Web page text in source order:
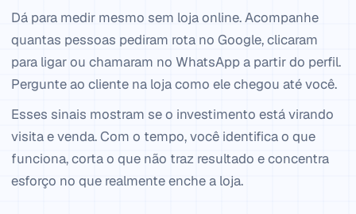
Dá para medir mesmo sem loja online. Acompanhe
quantas pessoas pediram rota no Google, clicaram
para ligar ou chamaram no WhatsApp a partir do perfil.
Pergunte ao cliente na loja como ele chegou até você.
Esses sinais mostram se o investimento está virando
visita e venda. Com o tempo, você identifica o que
funciona, corta o que não traz resultado e concentra
esforço no que realmente enche a loja.